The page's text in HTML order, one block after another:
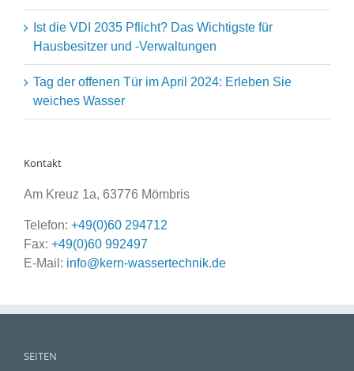
Ist die VDI 2035 Pflicht? Das Wichtigste für
Hausbesitzer und -Verwaltungen
Tag der offenen Tür im April 2024: Erleben Sie
weiches Wasser
Kontakt
Am Kreuz 1a, 63776 Mömbris
Telefon: +49(0)60 294712
Fax: +49(0)60 992497
E-Mail: info@kern-wassertechnik.de
SEITEN